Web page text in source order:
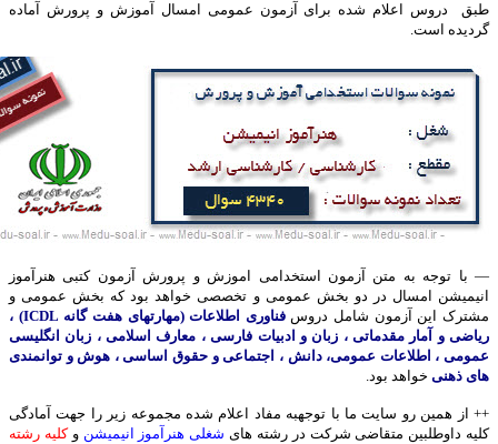
طبق دروس اعلام شده برای آزمون عمومی امسال آموزش و پرورش آماده
گردیده است.
— با توجه به متن آزمون استخدامی اموزش و پرورش آزمون کتبی هنرآموز
انیمیشن امسال در دو بخش عمومی و تخصصی خواهد بود که بخش عمومی و
مشترک این آزمون شامل دروس
فناوری اطلاعات (مهارتهای هفت گانه ICDL) ،
ریاضی و آمار مقدماتی ، زبان و ادبیات فارسی ، معارف اسلامی ، زبان انگلیسی
عمومی ، اطلاعات عمومی، دانش ، اجتماعی و حقوق اساسی ، هوش و توانمندی
های ذهنی خواهد بود.
++ از همین رو سایت ما با توجهبه مفاد اعلام شده مجموعه زیر را جهت آمادگی
کلیه داوطلبین متقاضی شرکت در رشته های شغلی هنرآموز انیمیشن وکلیه رشته